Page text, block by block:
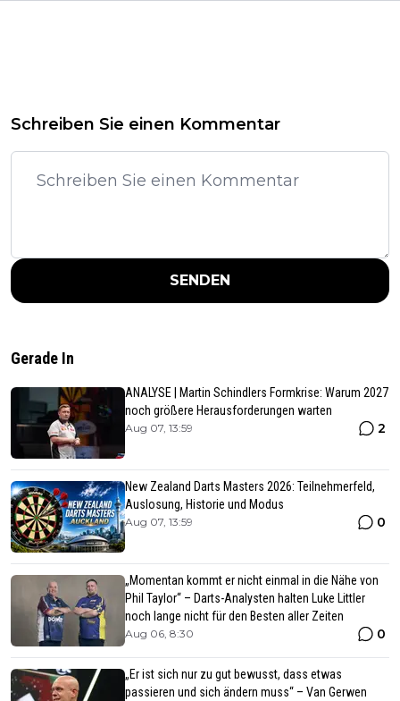
Schreiben Sie einen Kommentar
SENDEN
Gerade In
ANALYSE | Martin Schindlers Formkrise: Warum 2027
noch größere Herausforderungen warten
Aug 07, 13:59 2
New Zealand Darts Masters 2026: Teilnehmerfeld,
Auslosung, Historie und Modus
Aug 07, 13:59 0
„Momentan kommt er nicht einmal in die Nähe von
Phil Taylor“ – Darts-Analysten halten Luke Littler
noch lange nicht für den Besten aller Zeiten
Aug 06, 8:30 0
„Er ist sich nur zu gut bewusst, dass etwas
passieren und sich ändern muss“ – Van Gerwen